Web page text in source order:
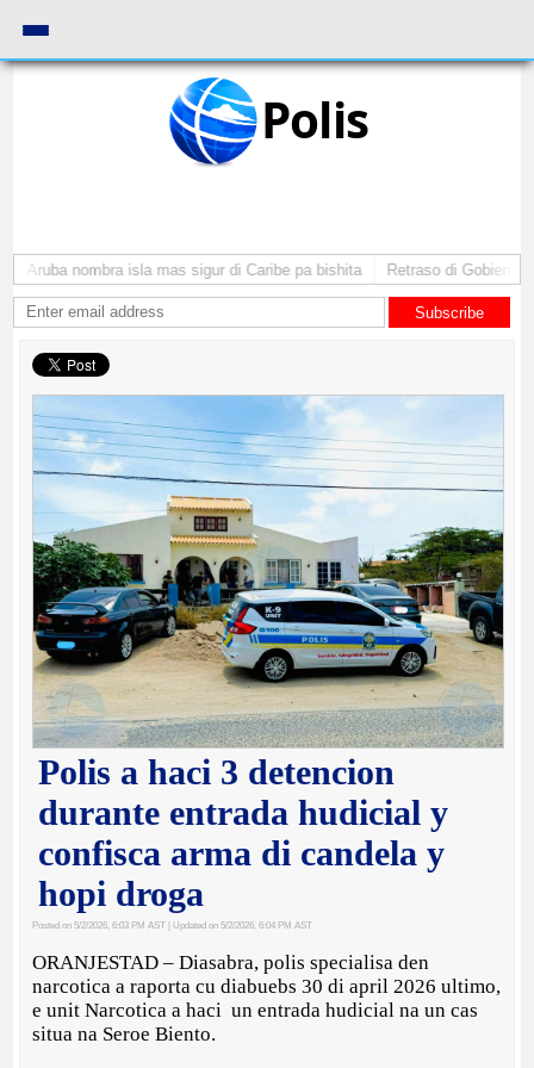
Polis
Aruba nombra isla mas sigur di Caribe pa bishita Retraso di Gobierno
Subscribe
Polis a haci 3 detencion
durante entrada hudicial y
confisca arma di candela y
hopi droga
Posted on 5/2/2026, 6:03 PM AST | Updated on 5/2/2026, 6:04 PM AST
ORANJESTAD – Diasabra, polis specialisa den
narcotica a raporta cu diabuebs 30 di april 2026 ultimo,
e unit Narcotica a haci un entrada hudicial na un cas
situa na Seroe Biento.